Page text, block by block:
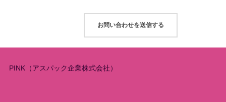
PINK（アスパック企業株式会社）